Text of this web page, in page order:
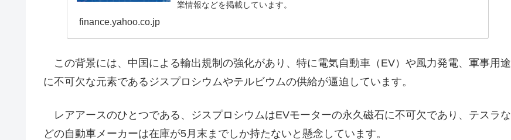
業情報などを掲載しています。
finance.yahoo.co.jp
この背景には、中国による輸出規制の強化があり、特に電気自動車（EV）や風力発電、軍事用途
に不可欠な元素であるジスプロシウムやテルビウムの供給が逼迫しています。
レアアースのひとつである、ジスプロシウムはEVモーターの永久磁石に不可欠であり、テスラな
どの自動車メーカーは在庫が5月末までしか持たないと懸念しています。